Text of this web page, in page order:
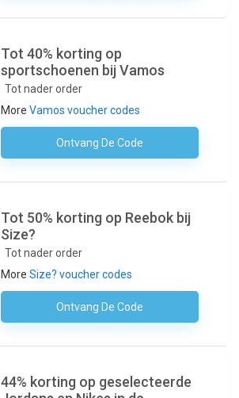
Tot 40% korting op
sportschoenen bij Vamos
Tot nader order
More Vamos voucher codes
Ontvang De CodeGeen Code Nodig
Tot 50% korting op Reebok bij
Size?
Tot nader order
More Size? voucher codes
Ontvang De CodeGeen Code Nodig
44% korting op geselecteerde